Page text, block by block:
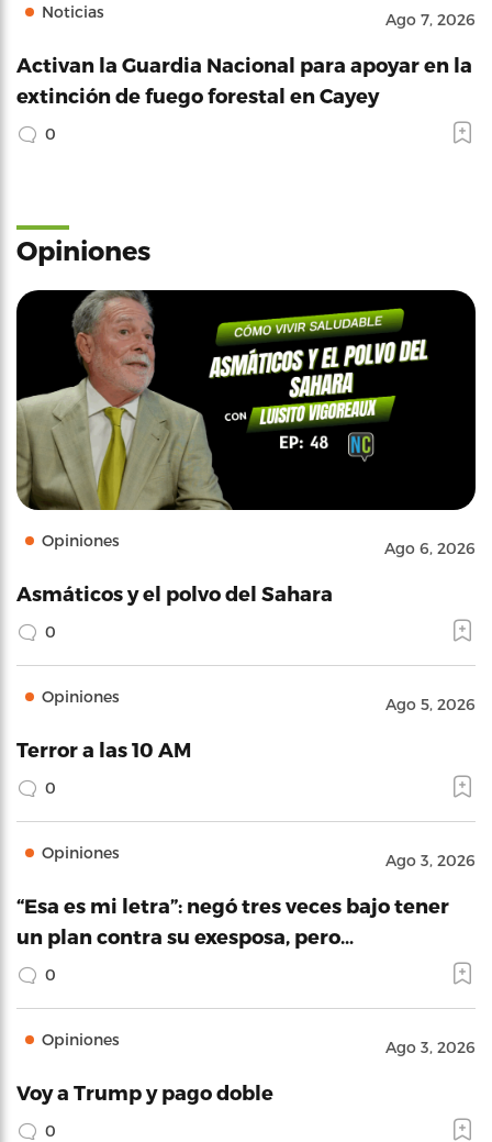
Noticias Ago 7, 2026
Activan la Guardia Nacional para apoyar en la
extinción de fuego forestal en Cayey
0
Opiniones
Opiniones Ago 6, 2026
Asmáticos y el polvo del Sahara
0
Opiniones Ago 5, 2026
Terror a las 10 AM
0
Opiniones Ago 3, 2026
“Esa es mi letra”: negó tres veces bajo tener
un plan contra su exesposa, pero…
0
Opiniones Ago 3, 2026
Voy a Trump y pago doble
0